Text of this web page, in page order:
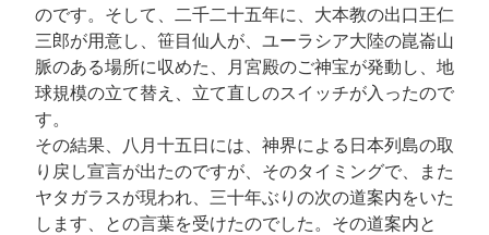
のです。そして、二千二十五年に、大本教の出口王仁
三郎が用意し、笹目仙人が、ユーラシア大陸の崑崙山
脈のある場所に収めた、月宮殿のご神宝が発動し、地
球規模の立て替え、立て直しのスイッチが入ったので
す。
その結果、八月十五日には、神界による日本列島の取
り戻し宣言が出たのですが、そのタイミングで、また
ヤタガラスが現われ、三十年ぶりの次の道案内をいた
します、との言葉を受けたのでした。その道案内と